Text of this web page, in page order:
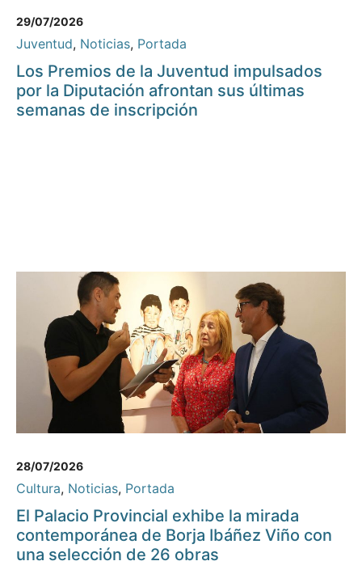
29/07/2026
Juventud, Noticias, Portada
Los Premios de la Juventud impulsados
por la Diputación afrontan sus últimas
semanas de inscripción
28/07/2026
Cultura, Noticias, Portada
El Palacio Provincial exhibe la mirada
contemporánea de Borja Ibáñez Viño con
una selección de 26 obras